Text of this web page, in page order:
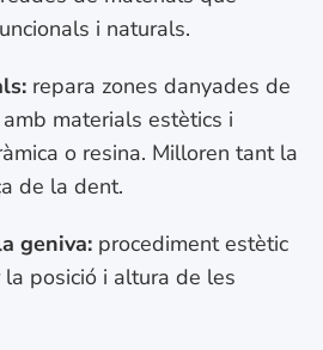
i naturals.
repara zones danyades de
materials estètics i
o resina. Milloren tant la
de la dent.
geniva: procediment estètic
posició i altura de les